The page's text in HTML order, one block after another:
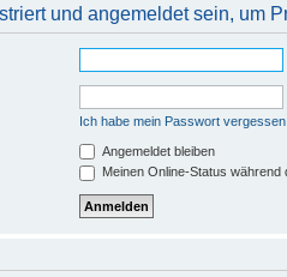
und angemeldet sein, um
Ich habe mein Passwort vergessen
Angemeldet bleiben
Meinen Online-Status